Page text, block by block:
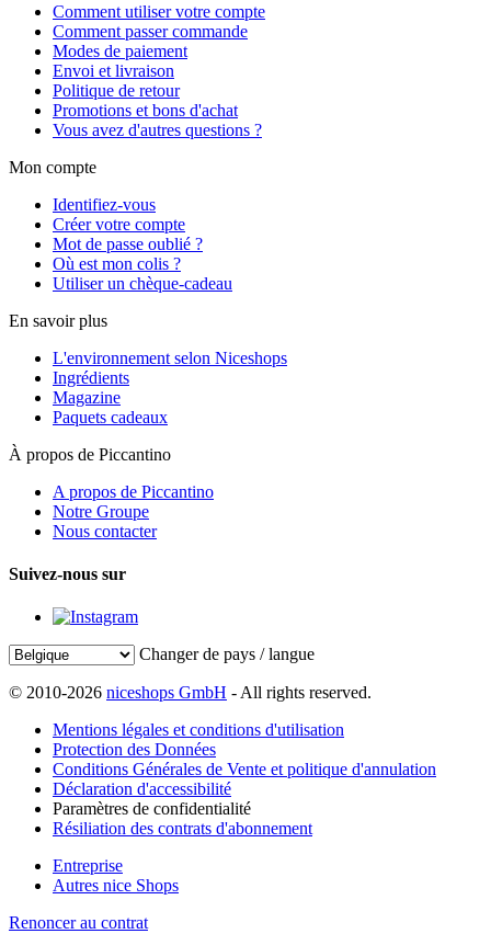
Comment utiliser votre compte
Comment passer commande
Modes de paiement
Envoi et livraison
Politique de retour
Promotions et bons d'achat
Vous avez d'autres questions ?
Mon compte
Identifiez-vous
Créer votre compte
Mot de passe oublié ?
Où est mon colis ?
Utiliser un chèque-cadeau
En savoir plus
L'environnement selon Niceshops
Ingrédients
Magazine
Paquets cadeaux
À propos de Piccantino
A propos de Piccantino
Notre Groupe
Nous contacter
Suivez-nous sur
Changer de pays / langue
© 2010-2026 niceshops GmbH - All rights reserved.
Mentions légales et conditions d'utilisation
Protection des Données
Conditions Générales de Vente et politique d'annulation
Déclaration d'accessibilité
Paramètres de confidentialité
Résiliation des contrats d'abonnement
Entreprise
Autres nice Shops
Renoncer au contrat